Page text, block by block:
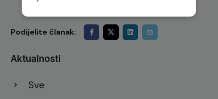
Podijelite članak:
Aktualnosti
Sve